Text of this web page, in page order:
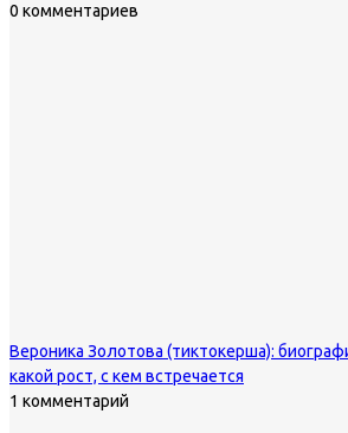
0 комментариев
Вероника Золотова (тиктокерша):
какой рост, с кем встречается
1 комментарий